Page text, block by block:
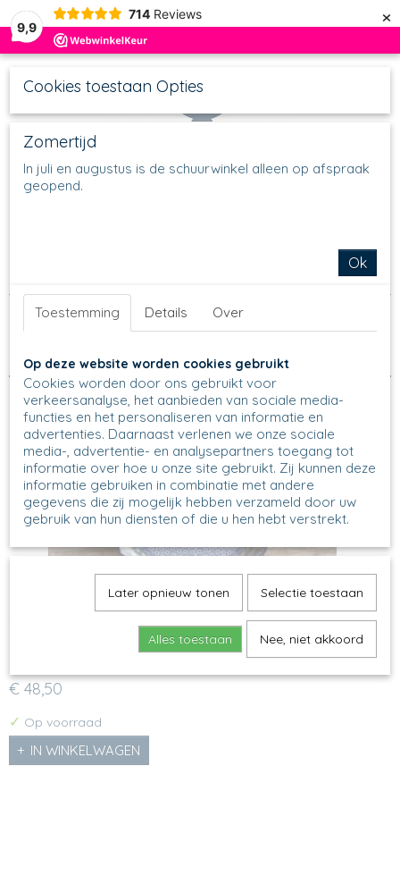
9,9
714 Reviews ×
Inloggen Registreren
Quicheschaal
Sorteer op:
637 - Quicheschaal L - 835 - Bridal Crown
Quicheschaal L - Bridal Crown Model: 637 Decor: 835X H 5
€ 48,50
✓ Op voorraad
IN WINKELWAGEN
Cookies toestaan Opties
Zomertijd
In juli en augustus is de schuurwinkel alleen op afspraak
geopend.
Ok
Toestemming Details Over
Op deze website worden cookies gebruikt
Cookies worden door ons gebruikt voor
verkeersanalyse, het aanbieden van sociale media-
functies en het personaliseren van informatie en
advertenties. Daarnaast verlenen we onze sociale
media-, advertentie- en analysepartners toegang tot
informatie over hoe u onze site gebruikt. Zij kunnen deze
informatie gebruiken in combinatie met andere
gegevens die zij mogelijk hebben verzameld door uw
gebruik van hun diensten of die u hen hebt verstrekt.
Later opnieuw tonen Selectie toestaan
Alles toestaan Nee, niet akkoord